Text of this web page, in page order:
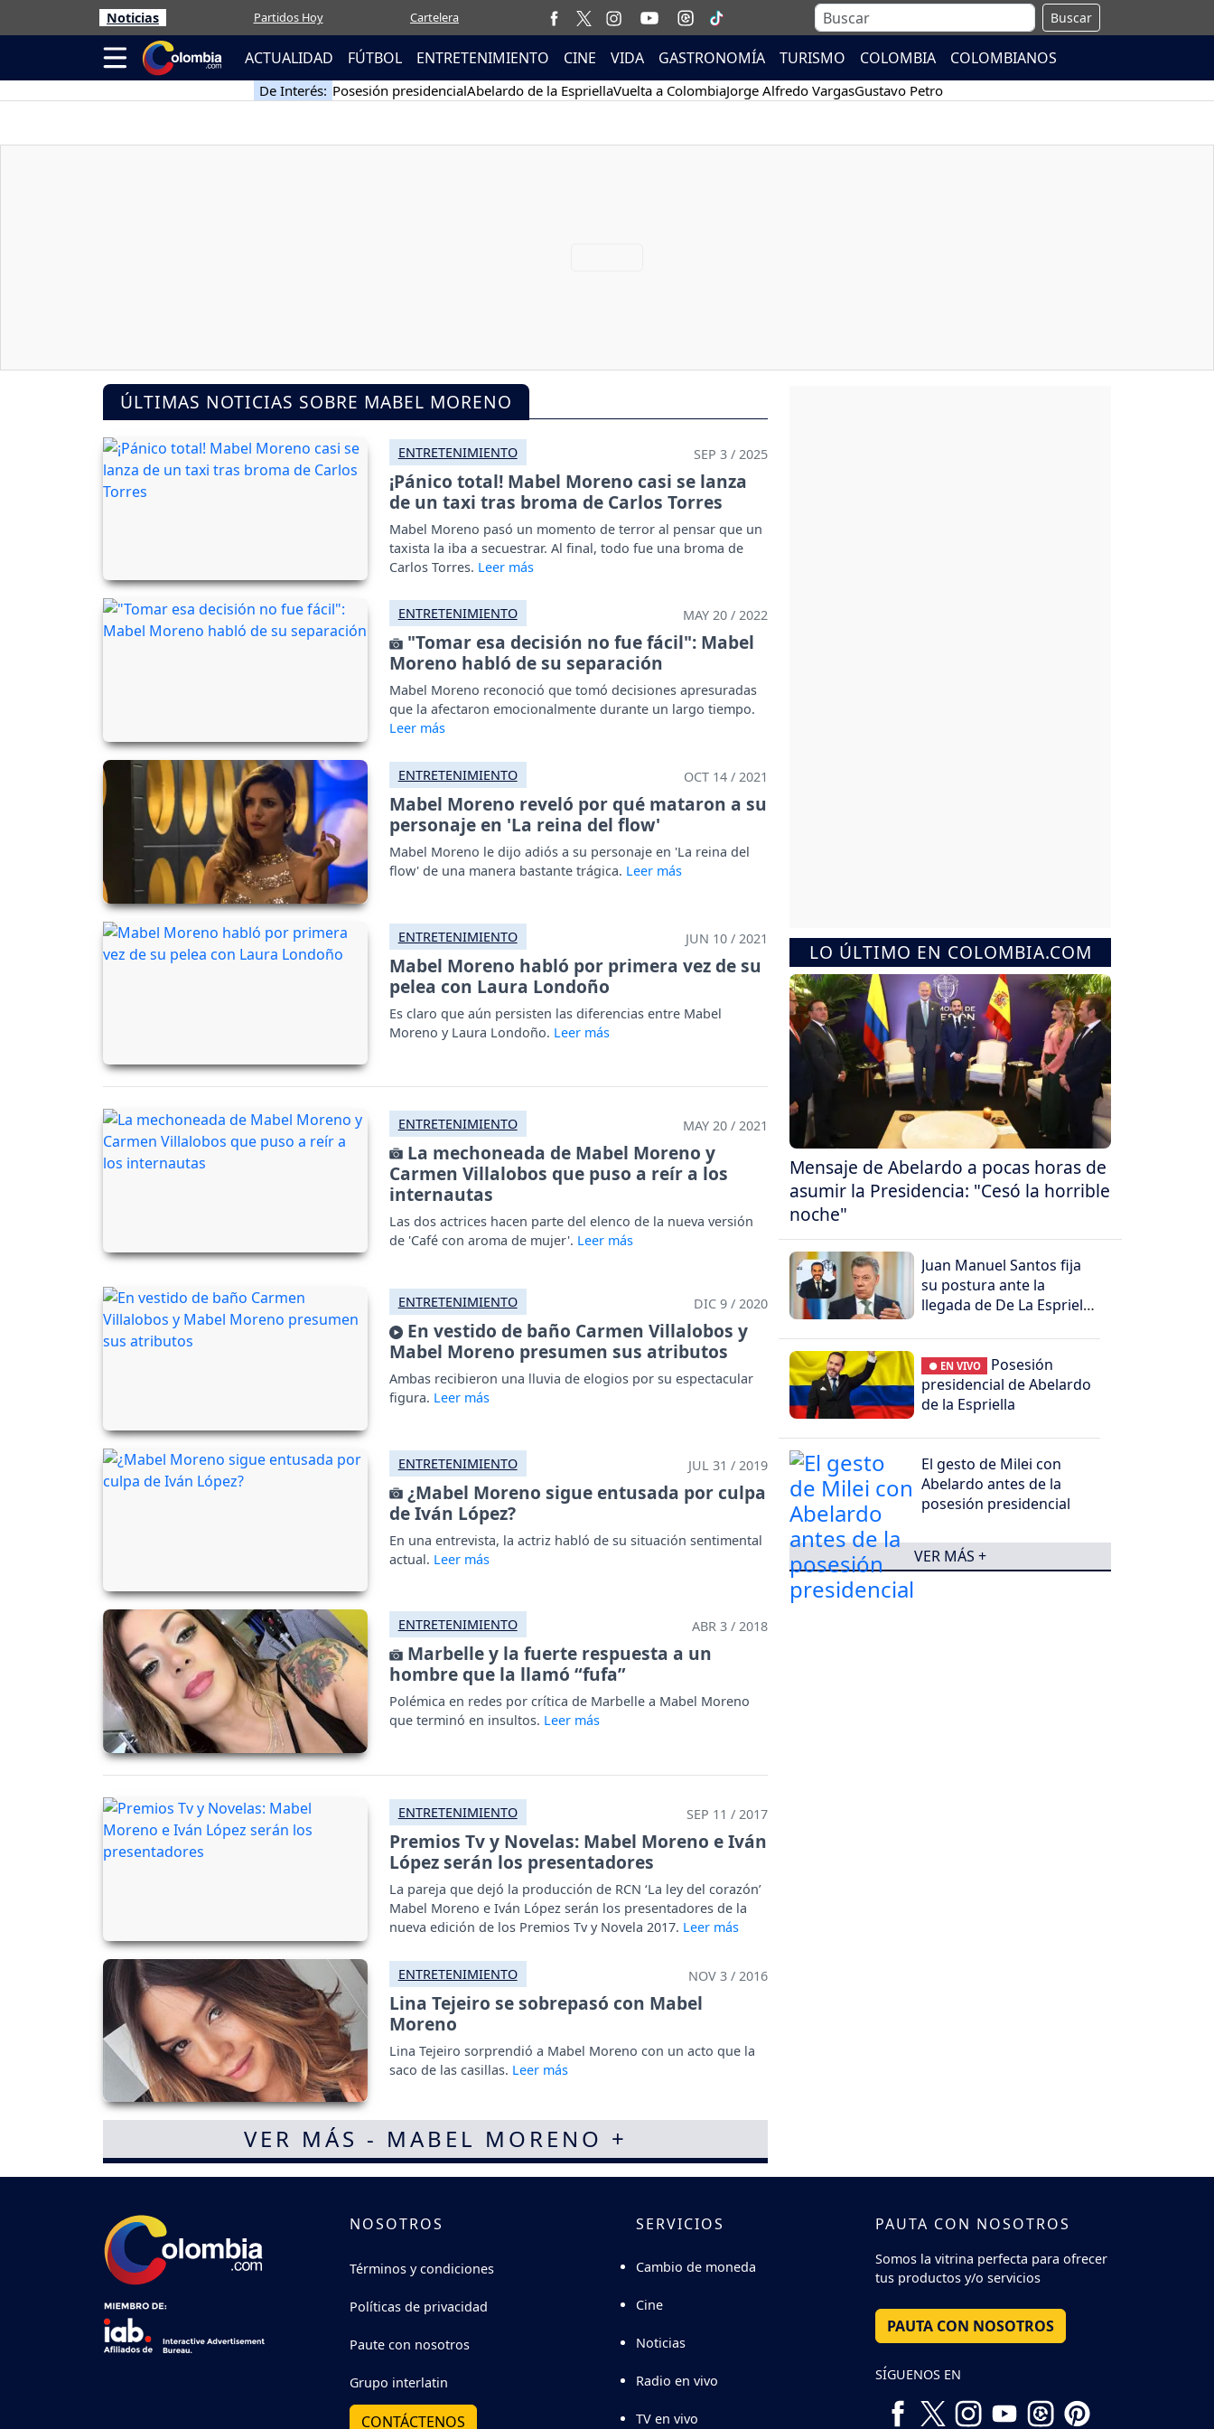
Noticias Partidos Hoy Cartelera Buscar
ACTUALIDAD FÚTBOL ENTRETENIMIENTO CINE VIDA GASTRONOMÍA TURISMO COLOMBIA COLOMBIANOS
De Interés: Posesión presidencialAbelardo de la EspriellaVuelta a ColombiaJorge Alfredo VargasGustavo Petro
ÚLTIMAS NOTICIAS SOBRE MABEL MORENO
ENTRETENIMIENTO SEP 3 / 2025
¡Pánico total! Mabel Moreno casi se lanza
de un taxi tras broma de Carlos Torres
Mabel Moreno pasó un momento de terror al pensar que un
taxista la iba a secuestrar. Al final, todo fue una broma de
Carlos Torres.
ENTRETENIMIENTO MAY 20 / 2022
"Tomar esa decisión no fue fácil": Mabel
Moreno habló de su separación
Mabel Moreno reconoció que tomó decisiones apresuradas
que la afectaron emocionalmente durante un largo tiempo.
ENTRETENIMIENTO OCT 14 / 2021
Mabel Moreno reveló por qué mataron a su
personaje en 'La reina del flow'
Mabel Moreno le dijo adiós a su personaje en 'La reina del
flow' de una manera bastante trágica.
ENTRETENIMIENTO JUN 10 / 2021
Mabel Moreno habló por primera vez de su
pelea con Laura Londoño
Es claro que aún persisten las diferencias entre Mabel
Moreno y Laura Londoño.
ENTRETENIMIENTO MAY 20 / 2021
La mechoneada de Mabel Moreno y
Carmen Villalobos que puso a reír a los
internautas
Las dos actrices hacen parte del elenco de la nueva versión
de 'Café con aroma de mujer'.
ENTRETENIMIENTO DIC 9 / 2020
En vestido de baño Carmen Villalobos y
Mabel Moreno presumen sus atributos
Ambas recibieron una lluvia de elogios por su espectacular
figura.
ENTRETENIMIENTO JUL 31 / 2019
¿Mabel Moreno sigue entusada por culpa
de Iván López?
En una entrevista, la actriz habló de su situación sentimental
actual.
ENTRETENIMIENTO ABR 3 / 2018
Marbelle y la fuerte respuesta a un
hombre que la llamó “fufa”
Polémica en redes por crítica de Marbelle a Mabel Moreno
que terminó en insultos.
ENTRETENIMIENTO SEP 11 / 2017
Premios Tv y Novelas: Mabel Moreno e Iván
López serán los presentadores
La pareja que dejó la producción de RCN ‘La ley del corazón’
Mabel Moreno e Iván López serán los presentadores de la
nueva edición de los Premios Tv y Novela 2017.
ENTRETENIMIENTO NOV 3 / 2016
Lina Tejeiro se sobrepasó con Mabel
Moreno
Lina Tejeiro sorprendió a Mabel Moreno con un acto que la
saco de las casillas.
VER MÁS - MABEL MORENO +
LO ÚLTIMO EN COLOMBIA.COM
Mensaje de Abelardo a pocas horas de
asumir la Presidencia: "Cesó la horrible
noche"
Juan Manuel Santos fija
su postura ante la
llegada de De La Espriella
● EN VIVO
Posesión
presidencial de Abelardo
de la Espriella
El gesto de Milei con
Abelardo antes de la
posesión presidencial
VER MÁS +
NOSOTROS
Términos y condiciones
Políticas de privacidad
Paute con nosotros
Grupo interlatin
CONTÁCTENOS
SERVICIOS
Cambio de moneda
Cine
Noticias
Radio en vivo
TV en vivo
PAUTA CON NOSOTROS
Somos la vitrina perfecta para ofrecer
tus productos y/o servicios
PAUTA CON NOSOTROS
SÍGUENOS EN